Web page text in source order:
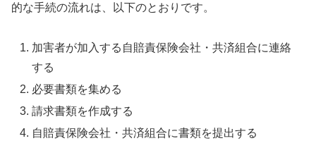
的な手続の流れは、以下のとおりです。
加害者が加入する自賠責保険会社・共済組合に連絡
する
必要書類を集める
請求書類を作成する
自賠責保険会社・共済組合に書類を提出する